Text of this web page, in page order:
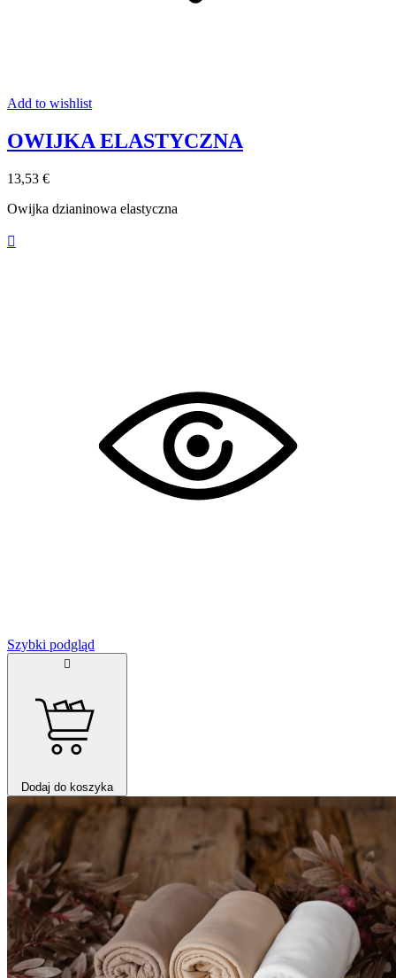
Add to wishlist
OWIJKA ELASTYCZNA
13,53 €
Owijka dzianinowa elastyczna

Szybki podgląd

Dodaj do koszyka